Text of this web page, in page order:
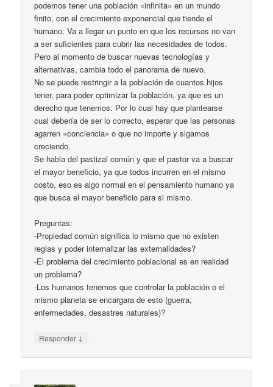
podemos tener una población «infinita» en un mundo
finito, con el crecimiento exponencial que tiende el
humano. Va a llegar un punto en que los recursos no van
a ser suficientes para cubrir las necesidades de todos.
Pero al momento de buscar nuevas tecnologías y
alternativas, cambia todo el panorama de nuevo.
No se puede restringir a la población de cuantos hijos
tener, para poder optimizar la población, ya que es un
derecho que tenemos. Por lo cual hay que plantearse
cual debería de ser lo correcto, esperar que las personas
agarren «conciencia» o que no importe y sigamos
creciendo.
Se habla del pastizal común y que el pastor va a buscar
el mayor beneficio, ya que todos incurren en el mismo
costo, eso es algo normal en el pensamiento humano ya
que busca el mayor beneficio para si mismo.
Preguntas:
-Propiedad común significa lo mismo que no existen
reglas y poder internalizar las externalidades?
-El problema del crecimiento poblacional es en realidad
un problema?
-Los humanos tenemos que controlar la población o el
mismo planeta se encargara de esto (guerra,
enfermedades, desastres naturales)?
Responder ↓